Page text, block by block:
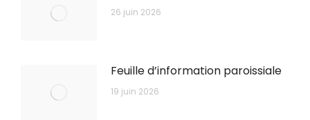
26 juin 2026
Feuille d’information paroissiale
19 juin 2026